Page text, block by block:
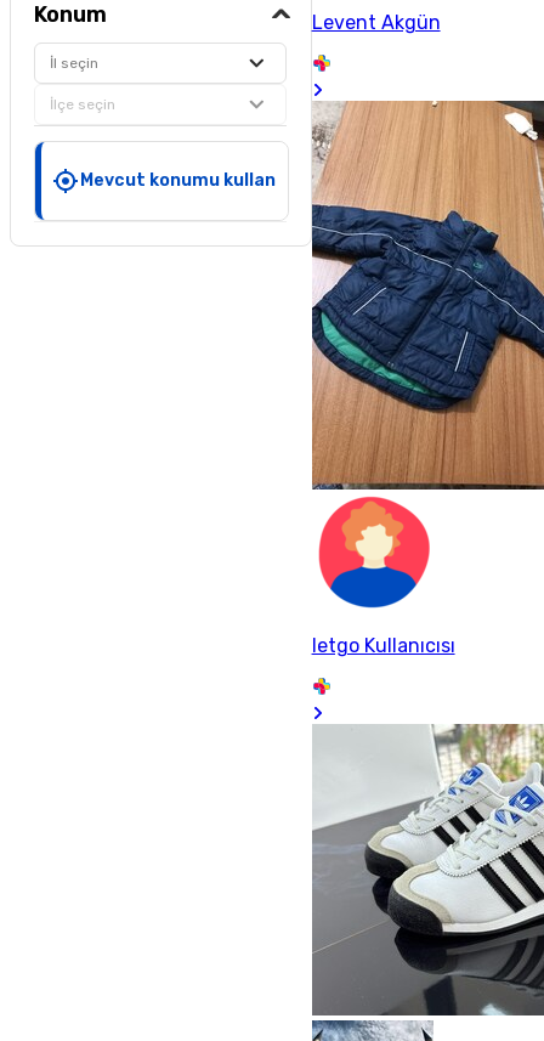
Konum
İl seçin
İlçe seçin
Mevcut konumu kullan
Levent Akgün
letgo Kullanıcısı